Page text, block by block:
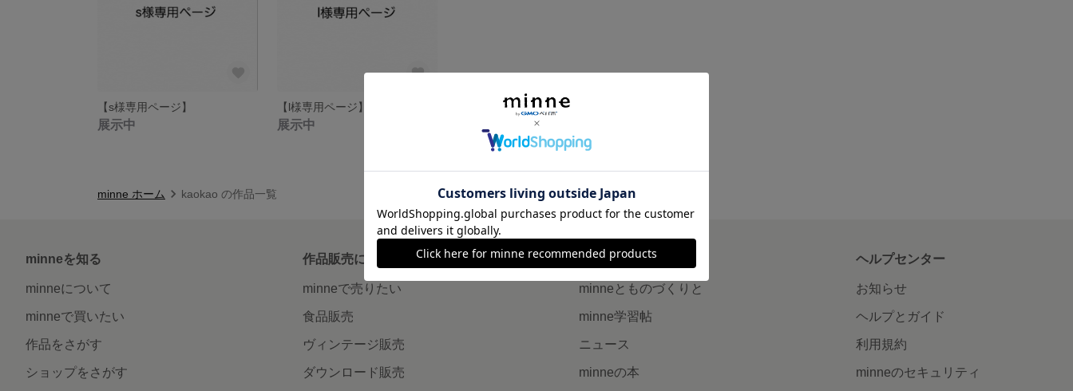
【s様専用ページ】
展示中
【l様専用ページ】
展示中
minne ホーム kaokao の作品一覧
minneを知る
minneについて
minneで買いたい
作品をさがす
ショップをさがす
作品販売について
minneで売りたい
食品販売
ヴィンテージ販売
ダウンロード販売
読みもの
minneとものづくりと
minne学習帖
ニュース
minneの本
ヘルプセンター
お知らせ
ヘルプとガイド
利用規約
minneのセキュリティ